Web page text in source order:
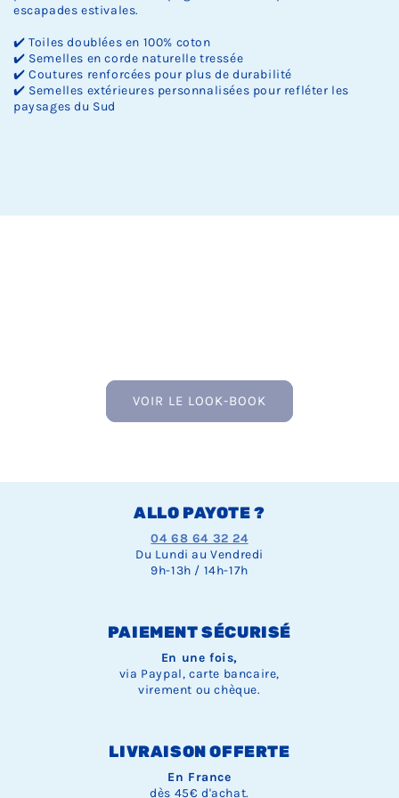
escapades estivales.
✔️ Toiles doublées en 100% coton
✔️ Semelles en corde naturelle tressée
✔️ Coutures renforcées pour plus de durabilité
✔️ Semelles extérieures personnalisées pour refléter les
paysages du Sud
VOIR LE LOOK-BOOK
ALLO PAYOTE ?
04 68 64 32 24
Du Lundi au Vendredi
9h-13h / 14h-17h
PAIEMENT SÉCURISÉ
En une fois,
via Paypal, carte bancaire,
virement ou chèque.
LIVRAISON OFFERTE
En France
dès 45€ d'achat.